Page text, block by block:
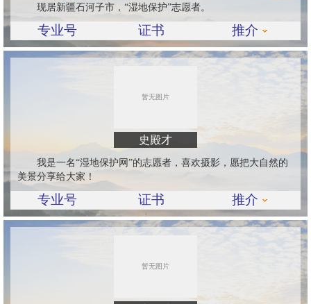
现居新疆石河子市，“湿地保护”志愿者。
专业号 证书 推介
史殿才
我是一名“湿地保护网”的志愿者，喜欢摄影，愿把大自然的
美景分享给大家！
专业号 证书 推介